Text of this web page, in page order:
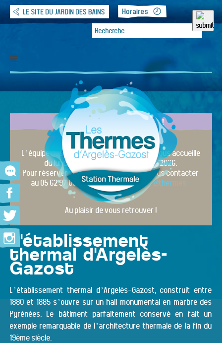
DERNIÈRE MINUTE !
Etablissement ouvert
L’équipe des Thermes d’Argelès-Gazost vous accueille
du lundi 30 mars 2026 au 31 octobre 2026.
Pour réserver votre cure, vous pouvez nous contacter
au 05 62 97 03 24 ou par mail :contact@thermes-
argeles.fr
Au plaisir de vous retrouver !
L'établissement
thermal d'Argelès-
Gazost
L’établissement thermal d’Argelès-Gazost, construit entre
1880 et 1885 s’ouvre sur un hall monumental en marbre des
Pyrénées. Le bâtiment parfaitement conservé en fait un
exemple remarquable de l’architecture thermale de la fin du
19ème siècle.